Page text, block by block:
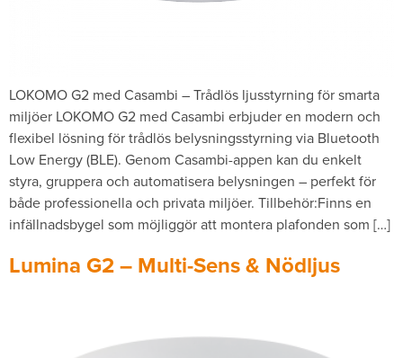
LOKOMO G2 med Casambi – Trådlös ljusstyrning för smarta
miljöer LOKOMO G2 med Casambi erbjuder en modern och
flexibel lösning för trådlös belysningsstyrning via Bluetooth
Low Energy (BLE). Genom Casambi-appen kan du enkelt
styra, gruppera och automatisera belysningen – perfekt för
både professionella och privata miljöer. Tillbehör:Finns en
infällnadsbygel som möjliggör att montera plafonden som […]
Lumina G2 – Multi-Sens & Nödljus